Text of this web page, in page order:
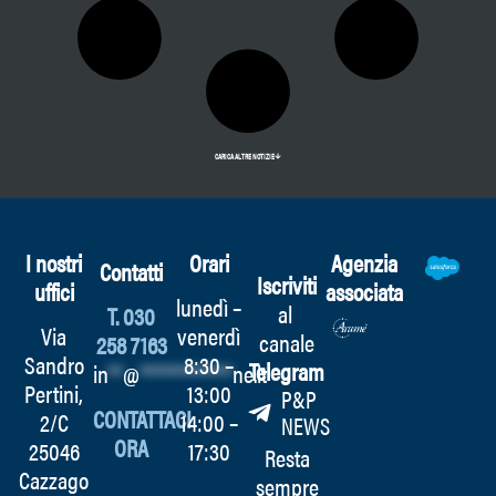
CARICA ALTRE NOTIZIE
I nostri
uffici
Via
Sandro
Pertini,
2/C
25046
Cazzago
Contatti
T. 030
258 7163
in**@************ne.it
CONTATTACI
ORA
Orari
lunedì –
venerdì
8:30 –
13:00
14:00 –
17:30
Iscriviti
al
canale
Telegram
P&P
NEWS
Resta
sempre
Agenzia
associata